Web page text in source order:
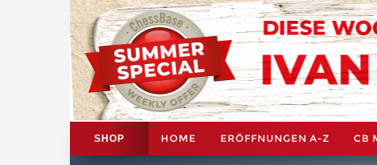
SHOP HOME ERÖFFNUNGEN A-Z CB